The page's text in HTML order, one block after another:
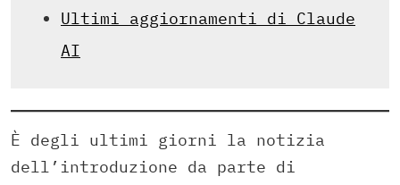
Ultimi aggiornamenti di Claude
AI
È degli ultimi giorni la notizia
dell’introduzione da parte di